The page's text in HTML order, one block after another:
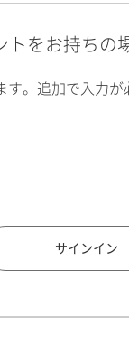
トをお持ちの
。追加で入力が
サインイン